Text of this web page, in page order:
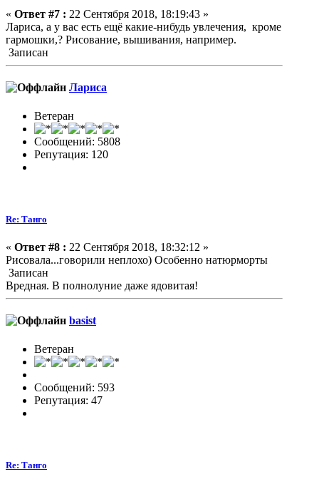
« Ответ #7 : 22 Сентября 2018, 18:19:43 »
Лариса, а у вас есть ещё какие-нибудь увлечения, кроме
гармошки,? Рисование, вышивания, например.
Записан
Лариса
Ветеран
Сообщений: 5808
Репутация: 120
Re: Танго
« Ответ #8 : 22 Сентября 2018, 18:32:12 »
Рисовала...говорили неплохо) Особенно натюрморты
Записан
Вредная. В полнолуние даже ядовитая!
basist
Ветеран
Сообщений: 593
Репутация: 47
Re: Танго